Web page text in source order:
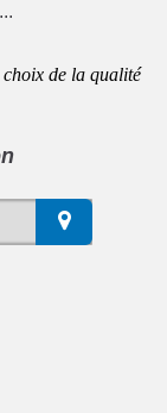
...
de la qualité